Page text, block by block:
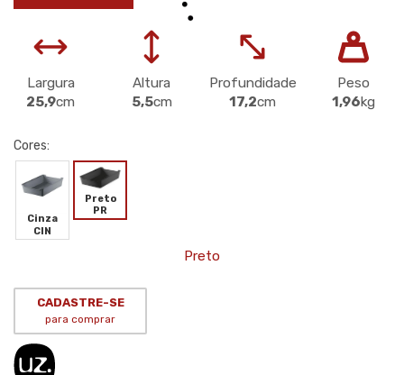
Largura
25,9cm
Altura
5,5cm
Profundidade
17,2cm
Peso
1,96kg
Cores:
Cinza
CIN
Preto
PR
Preto
CADASTRE-SE
para comprar